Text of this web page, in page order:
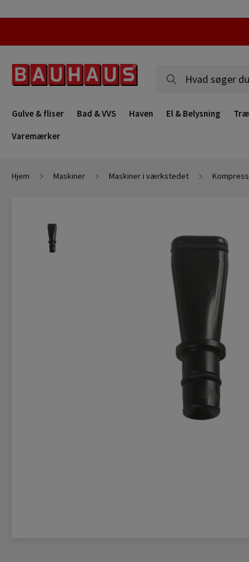
Gulve & fliser Bad & VVS Haven El & Belysning
Varemærker
Hjem Maskiner Maskiner i værkstedet